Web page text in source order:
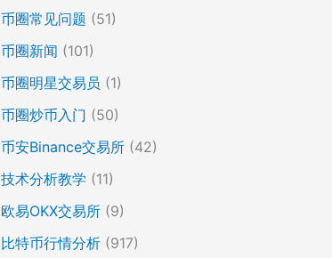
币圈常见问题 (51)
币圈新闻 (101)
币圈明星交易员 (1)
币圈炒币入门 (50)
币安Binance交易所 (42)
技术分析教学 (11)
欧易OKX交易所 (9)
比特币行情分析 (917)